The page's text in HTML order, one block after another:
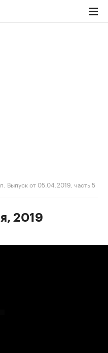
Выпуск от 05.04.2019, часть 5
2019